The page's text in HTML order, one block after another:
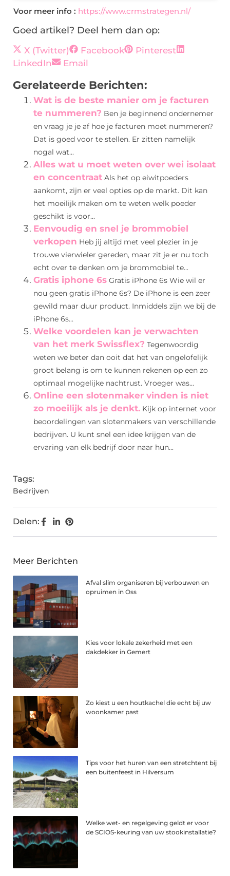
Voor meer info : https://www.crmstrategen.nl/
Goed artikel? Deel hem dan op:
X (Twitter) Facebook
Pinterest
LinkedIn
Email
Gerelateerde Berichten:
Wat is de beste manier om je facturen
te nummeren? Ben je beginnend ondernemer
en vraag je je af hoe je facturen moet nummeren?
Dat is goed voor te stellen. Er zitten namelijk
nogal wat...
Alles wat u moet weten over wei isolaat
en concentraat Als het op eiwitpoeders
aankomt, zijn er veel opties op de markt. Dit kan
het moeilijk maken om te weten welk poeder
geschikt is voor...
Eenvoudig en snel je brommobiel
verkopen Heb jij altijd met veel plezier in je
trouwe vierwieler gereden, maar zit je er nu toch
echt over te denken om je brommobiel te...
Gratis iphone 6s Gratis iPhone 6s Wie wil er
nou geen gratis iPhone 6s? De iPhone is een zeer
gewild maar duur product. Inmiddels zijn we bij de
iPhone 6s...
Welke voordelen kan je verwachten
van het merk Swissflex? Tegenwoordig
weten we beter dan ooit dat het van ongelofelijk
groot belang is om te kunnen rekenen op een zo
optimaal mogelijke nachtrust. Vroeger was...
Online een slotenmaker vinden is niet
zo moeilijk als je denkt. Kijk op internet voor
beoordelingen van slotenmakers van verschillende
bedrijven. U kunt snel een idee krijgen van de
ervaring van elk bedrijf door naar hun...
Tags:
Bedrijven
Delen:
Meer Berichten
Afval slim organiseren bij verbouwen en
opruimen in Oss
Kies voor lokale zekerheid met een
dakdekker in Gemert
Zo kiest u een houtkachel die echt bij uw
woonkamer past
Tips voor het huren van een stretchtent bij
een buitenfeest in Hilversum
Welke wet- en regelgeving geldt er voor
de SCIOS-keuring van uw stookinstallatie?